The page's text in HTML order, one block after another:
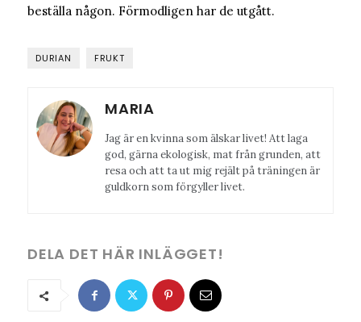
beställa någon. Förmodligen har de utgått.
DURIAN FRUKT
MARIA
Jag är en kvinna som älskar livet! Att laga
god, gärna ekologisk, mat från grunden, att
resa och att ta ut mig rejält på träningen är
guldkorn som förgyller livet.
DELA DET HÄR INLÄGGET!